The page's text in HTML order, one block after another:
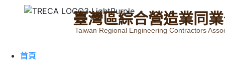
臺灣區綜合營造業同業
Taiwan Regional Engineering Contractors
首頁